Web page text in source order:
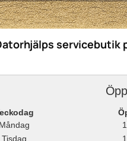
servicebutik
Tisdag